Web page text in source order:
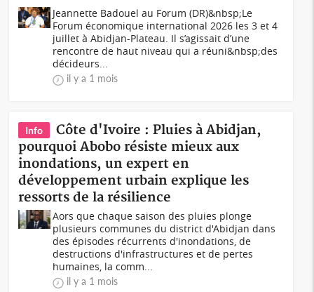
Jeannette Badouel au Forum (DR)&nbsp;Le
Forum économique international 2026 les 3 et 4
juillet à Abidjan-Plateau. Il s’agissait d’une
rencontre de haut niveau qui a réuni&nbsp;des
décideurs...
il y a 1 mois
Info
Côte d'Ivoire : Pluies à Abidjan,
pourquoi Abobo résiste mieux aux
inondations, un expert en
développement urbain explique les
ressorts de la résilience
Aors que chaque saison des pluies plonge
plusieurs communes du district d'Abidjan dans
des épisodes récurrents d'inondations, de
destructions d'infrastructures et de pertes
humaines, la comm...
il y a 1 mois